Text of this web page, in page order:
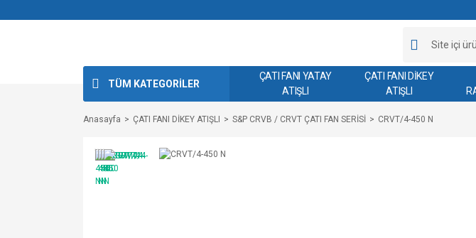
TÜM KATEGORİLER
ÇATI FANI YATAY
ATIŞLI
ÇATI FANI DİKEY
ATIŞLI
Anasayfa ÇATI FANI DİKEY ATIŞLI S&P CRVB / CRVT ÇATI FAN SERİSİ CRVT/4-450 N